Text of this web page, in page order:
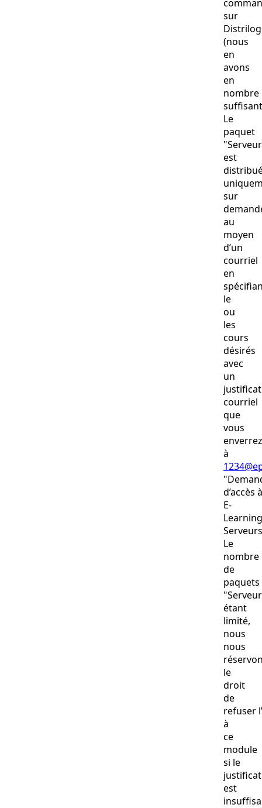
sur
Distrilog
(nous
en
avons
en
nombre
Le
paquet
est
sur
au
moyen
d’un
courriel
en
le
ou
les
cours
désirés
avec
un
courriel
que
vous
enverrez
à
d’accès à
E-
Learning
Le
nombre
de
paquets
étant
limité,
nous
nous
le
droit
de
refuser
à
ce
module
si le
est